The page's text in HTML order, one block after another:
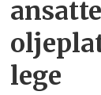
lege